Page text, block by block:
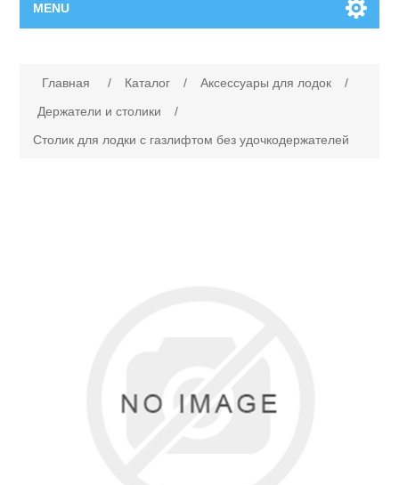
MENU
Каталог
Главная / Каталог / Аксессуары для лодок
/
Держатели и столики
/
Столик для лодки с газлифтом без удочкодержателей